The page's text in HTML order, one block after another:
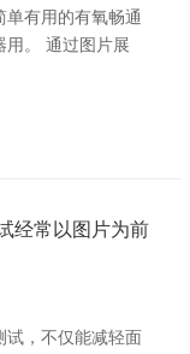
有用的有氧畅通
用。 通过图片展
经常以图片为前
试，不仅能减轻面